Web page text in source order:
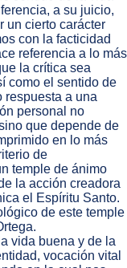
a su juicio,
un cierto carácter
con la facticidad
referencia a lo más
la crítica sea
como el sentido de
respuesta a una
personal no
que depende de
en lo más
de
temple de ánimo
la acción creadora
el Espíritu Santo.
de este temple
vida buena y de la
vocación vital